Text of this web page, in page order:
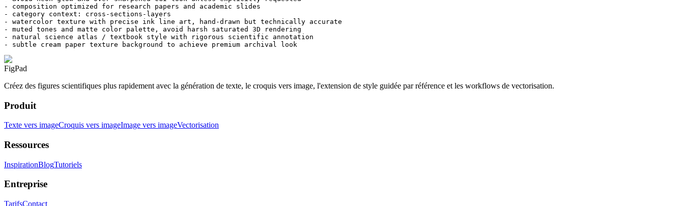
- composition optimized for research papers and academic slides
- category context: cross-sections-layers
- watercolor texture with precise ink line art, hand-drawn but technically accurate
- muted tones and matte color palette, avoid harsh saturated 3D rendering
- natural science atlas / textbook style with rigorous scientific annotation
- subtle cream paper texture background to achieve premium archival look
FigPad
Créez des figures scientifiques plus rapidement avec la génération de texte, le croquis vers image, l'extension de style guidée par référence et les workflows de vectorisation.
Produit
Texte vers imageCroquis vers imageImage vers imageVectorisation
Ressources
InspirationBlogTutoriels
Entreprise
TarifsContact